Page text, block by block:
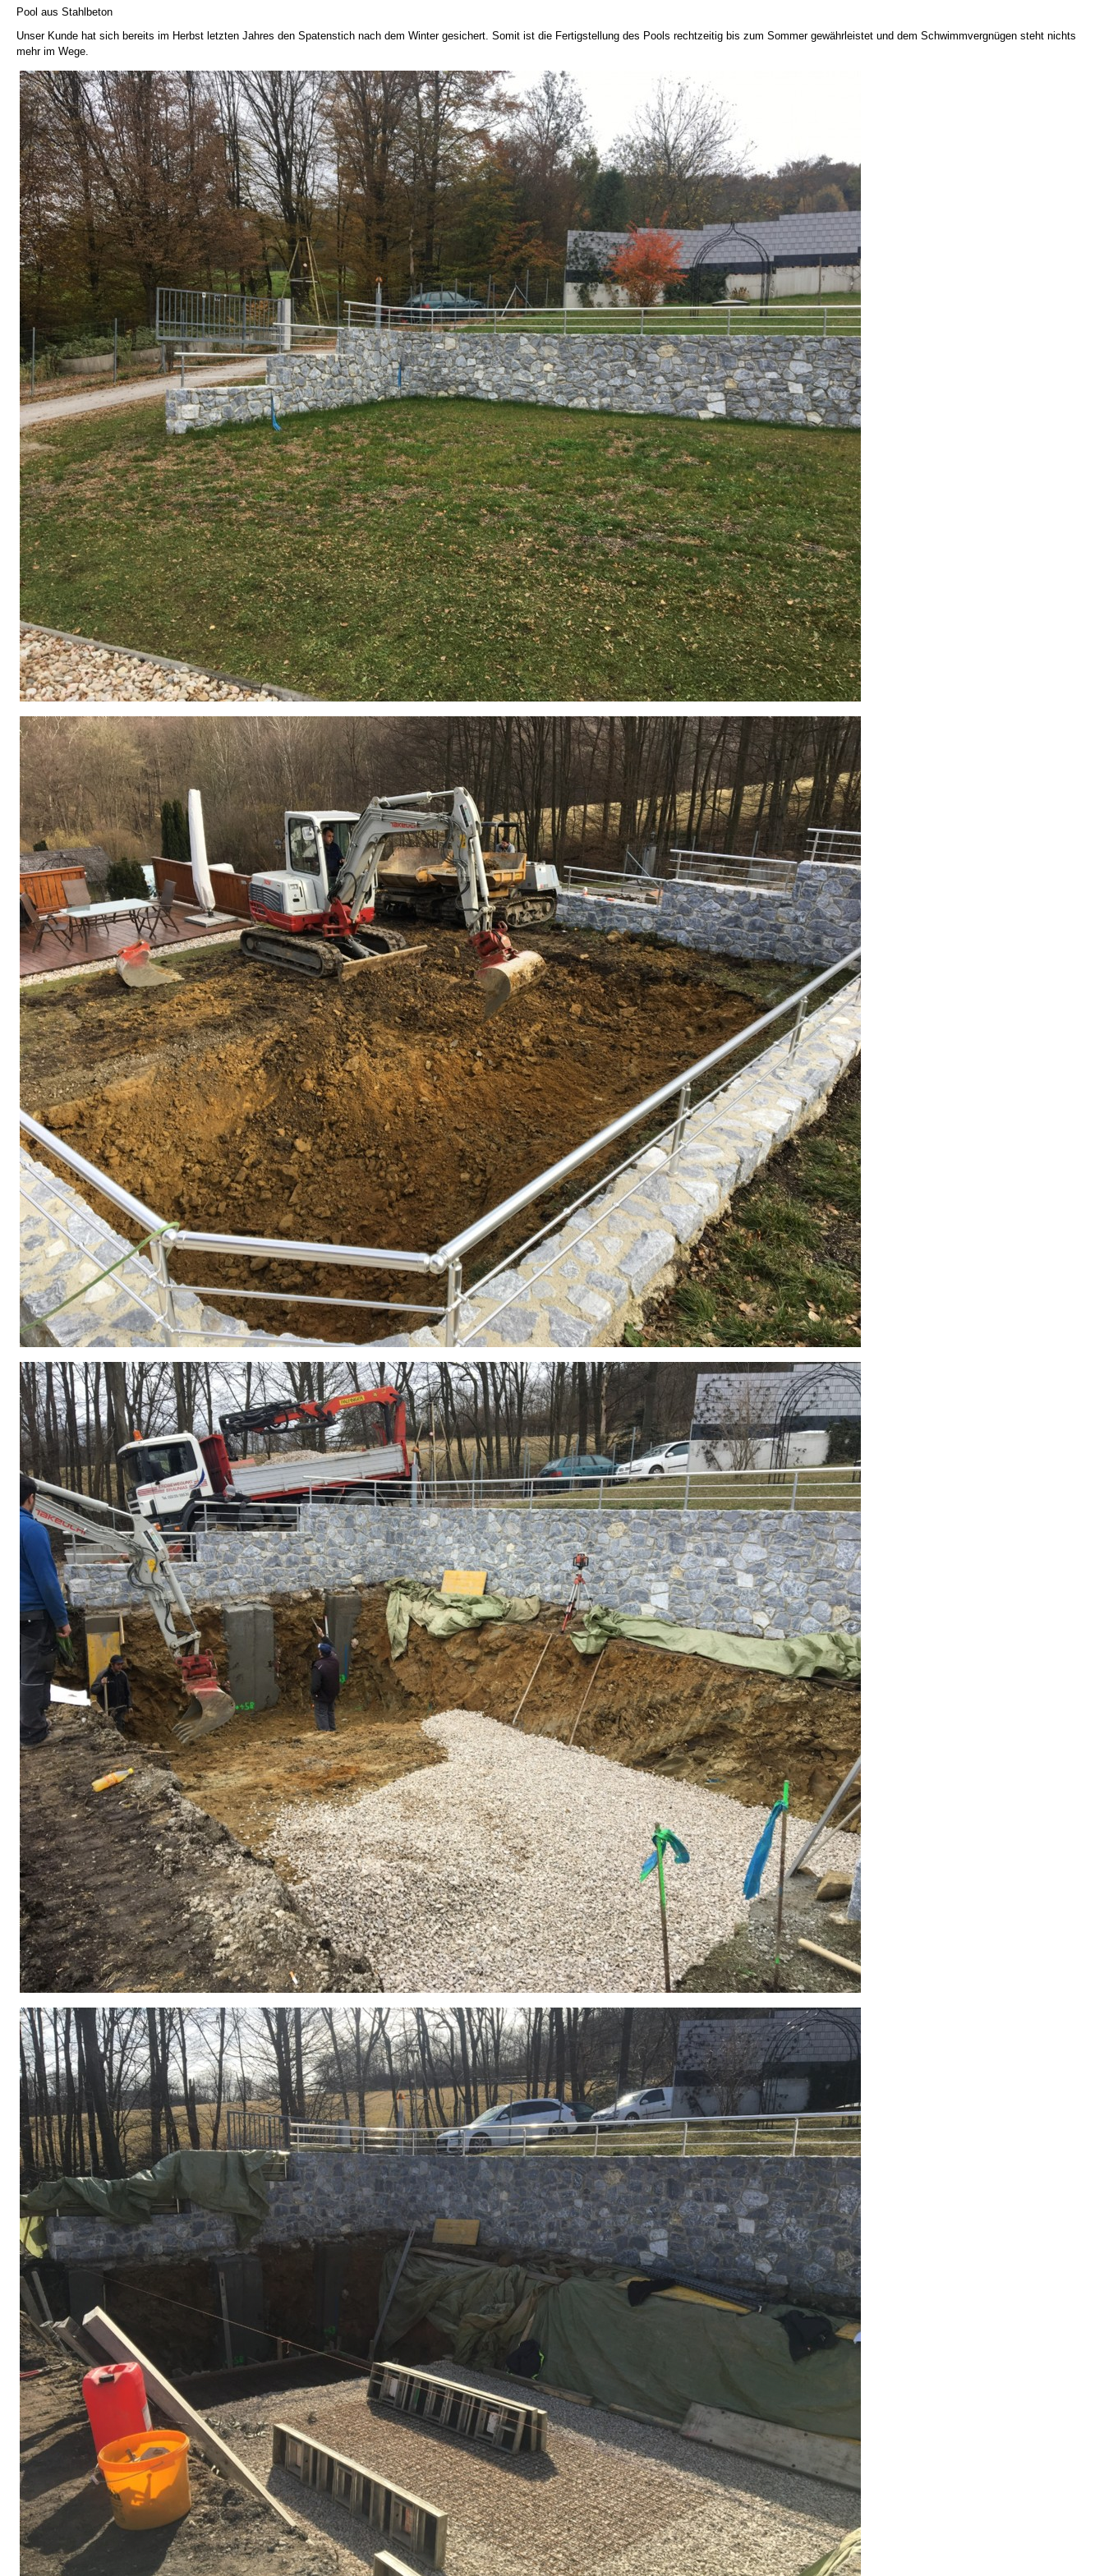
Pool aus Stahlbeton
Unser Kunde hat sich bereits im Herbst letzten Jahres den Spatenstich nach dem Winter gesichert. Somit ist die Fertigstellung des Pools rechtzeitig bis zum Sommer gewährleistet und dem Schwimmvergnügen steht nichts
mehr im Wege.